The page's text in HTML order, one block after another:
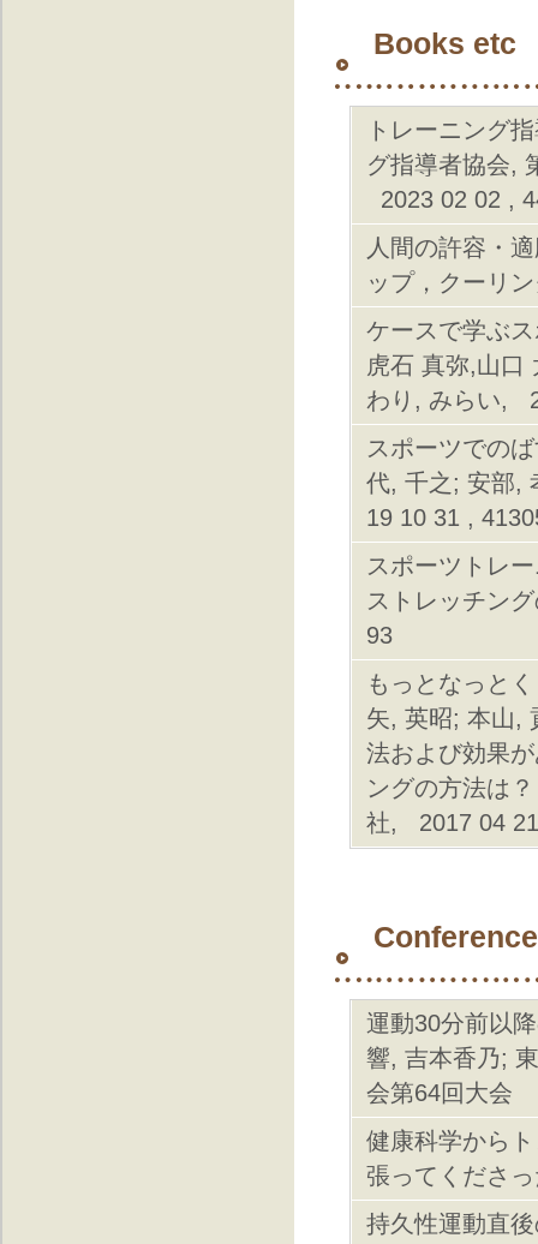
Books etc
トレーニング
グ指導者協会,
2023 02 02 ,
人間の許容・
ップ，クーリ
ケースで学ぶ
虎石 真弥,山口
わり, みらい,
スポーツでの
代, 千之; 安部,
19 10 31 ,
スポーツトレ
ストレッチン
93
もっとなっと
矢, 英昭; 本山,
法および効果
ングの方法は
社, 2017 04
運動30分前以
響, 吉本香乃;
会第64回大会
健康科学から
張ってくださ
持久性運動直